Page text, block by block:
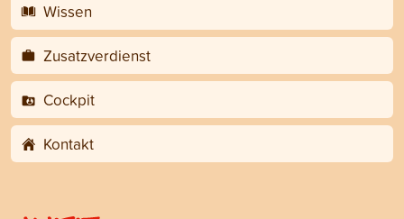
Wissen
Zusatzverdienst
Cockpit
Kontakt